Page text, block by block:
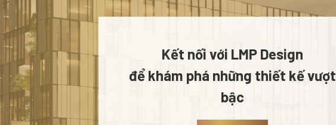
Kết nối với LMP Design
để khám phá những thiết kế vượt
bậc